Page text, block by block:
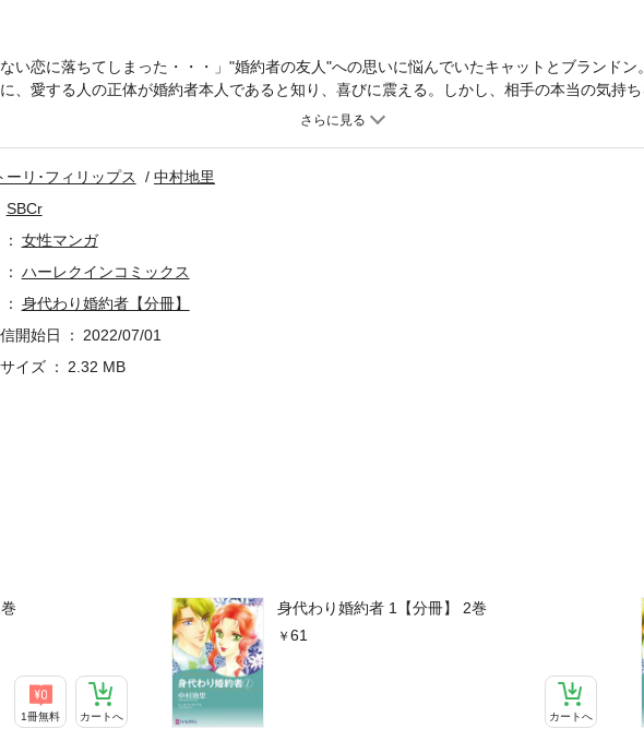
1冊無料 カートへ
身代わり婚約者 1【分冊】 2巻
61
カートへ
ない恋に落ちてしまった・・・」"婚約者の友人"への思いに悩んでいたキャットとブランドン
、愛する人の正体が婚約者本人であると知り、喜びに震える。しかし、相手の本当の気持ち
自身の正体を明かすタイミングを見計らっていた。「あなたにとって私は、婚礼までのつかの
ーリ･フィリップス
中村地里
SBCr
女性マンガ
ハーレクインコミックス
身代わり婚約者【分冊】
開始日
2022/07/01
イズ
2.32 MB